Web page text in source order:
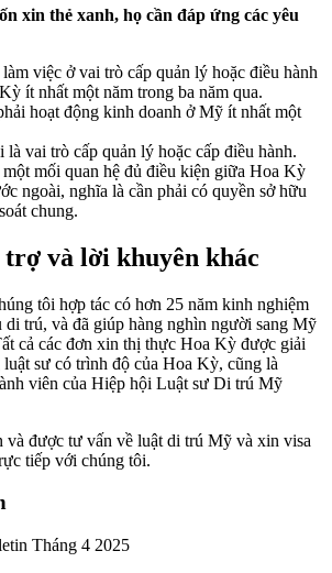
xin thẻ xanh, họ cần đáp ứng các yêu
việc ở vai trò cấp quản lý hoặc điều hành
ít nhất một năm trong ba năm qua.
hoạt động kinh doanh ở Mỹ ít nhất một
vai trò cấp quản lý hoặc cấp điều hành.
một mối quan hệ đủ điều kiện giữa Hoa Kỳ
ngoài, nghĩa là cần phải có quyền sở hữu
chung.
và lời khuyên khác
tôi hợp tác có ​​hơn 25 năm kinh nghiệm
trú, và đã giúp hàng nghìn người sang Mỹ
cả các đơn xin thị thực Hoa Kỳ được giải
sư có trình độ của Hoa Kỳ, cũng là
viên của Hiệp hội Luật sư Di trú Mỹ
và được tư vấn về luật di trú Mỹ và xin visa
tiếp với chúng tôi.